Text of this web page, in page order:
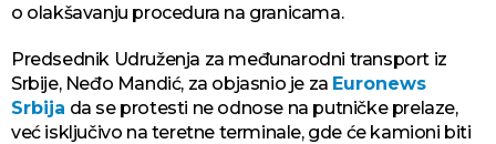
o olakšavanju procedura na granicama.
Predsednik Udruženja za međunarodni transport iz
Srbije, Neđo Mandić, za objasnio je za Euronews
Srbija da se protesti ne odnose na putničke prelaze,
već isključivo na teretne terminale, gde će kamioni biti